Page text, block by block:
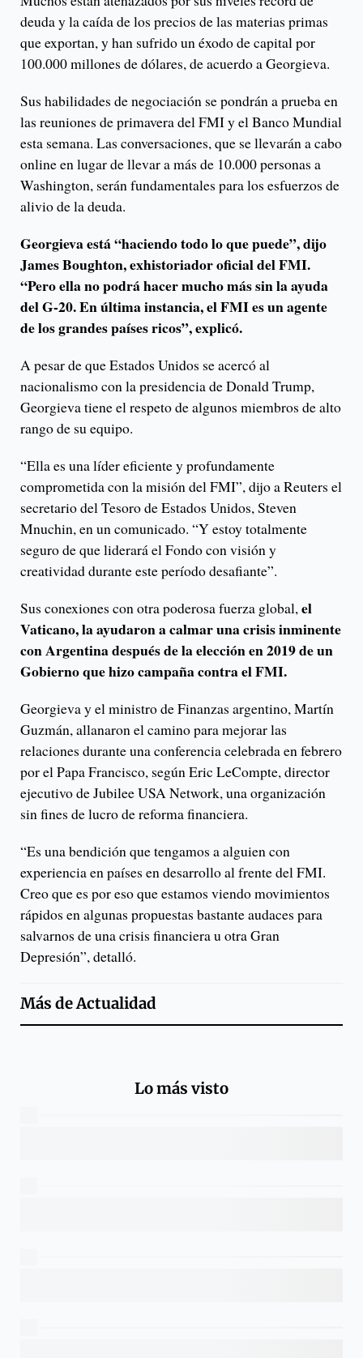
deuda y la caída de los precios de las materias primas
que exportan, y han sufrido un éxodo de capital por
100.000 millones de dólares, de acuerdo a Georgieva.
Sus habilidades de negociación se pondrán a prueba en
las reuniones de primavera del FMI y el Banco Mundial
esta semana. Las conversaciones, que se llevarán a cabo
online en lugar de llevar a más de 10.000 personas a
Washington, serán fundamentales para los esfuerzos de
alivio de la deuda.
Georgieva está “haciendo todo lo que puede”, dijo
James Boughton, exhistoriador oficial del FMI.
“Pero ella no podrá hacer mucho más sin la ayuda
del G-20. En última instancia, el FMI es un agente
de los grandes países ricos”, explicó.
A pesar de que Estados Unidos se acercó al
nacionalismo con la presidencia de Donald Trump,
Georgieva tiene el respeto de algunos miembros de alto
rango de su equipo.
“Ella es una líder eficiente y profundamente
comprometida con la misión del FMI”, dijo a Reuters el
secretario del Tesoro de Estados Unidos, Steven
Mnuchin, en un comunicado. “Y estoy totalmente
seguro de que liderará el Fondo con visión y
creatividad durante este período desafiante”.
Sus conexiones con otra poderosa fuerza global,el
Vaticano, la ayudaron a calmar una crisis inminente
con Argentina después de la elección en 2019 de un
Gobierno que hizo campaña contra el FMI.
Georgieva y el ministro de Finanzas argentino, Martín
Guzmán, allanaron el camino para mejorar las
relaciones durante una conferencia celebrada en febrero
por el Papa Francisco, según Eric LeCompte, director
ejecutivo de Jubilee USA Network, una organización
sin fines de lucro de reforma financiera.
“Es una bendición que tengamos a alguien con
experiencia en países en desarrollo al frente del FMI.
Creo que es por eso que estamos viendo movimientos
rápidos en algunas propuestas bastante audaces para
salvarnos de una crisis financiera u otra Gran
Depresión”, detalló.
Más deActualidad
Lo más visto